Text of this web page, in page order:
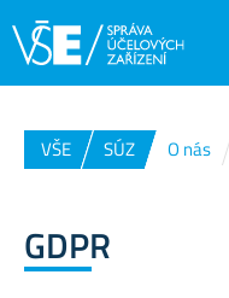
VŠE SÚZ O nás
GDPR